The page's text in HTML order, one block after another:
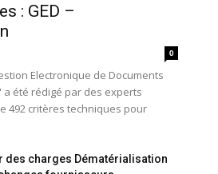
: GED –
0
Electronique de Documents
a été rédigé par des experts
492 critères techniques pour
des charges Dématérialisation